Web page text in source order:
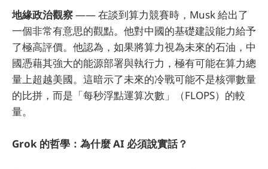
地緣政治觀察—— 在談到算力競賽時，Musk 給出了
一個非常有意思的觀點。他對中國的基礎建設能力給予
了極高評價。他認為，如果將算力視為未來的石油，中
國憑藉其強大的能源部署與執行力，極有可能在算力總
量上超越美國。這暗示了未來的冷戰可能不是核彈數量
的比拼，而是「每秒浮點運算次數」（FLOPS）的較
量。
Grok 的哲學：為什麼 AI 必須說實話？